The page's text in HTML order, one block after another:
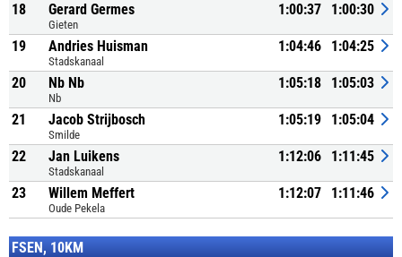
18 Gerard Germes
Gieten
1:00:37 1:00:30
19 Andries Huisman
Stadskanaal
1:04:46 1:04:25
20 Nb Nb
Nb
1:05:18 1:05:03
21 Jacob Strijbosch
Smilde
1:05:19 1:05:04
22 Jan Luikens
Stadskanaal
1:12:06 1:11:45
23 Willem Meffert
Oude Pekela
1:12:07 1:11:46
FSEN, 10KM